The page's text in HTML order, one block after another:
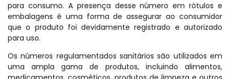
para consumo. A presença desse número em rótulos e
embalagens é uma forma de assegurar ao consumidor
que o produto foi devidamente registrado e autorizado
para uso.
Os números regulamentados sanitários são utilizados em
uma ampla gama de produtos, incluindo alimentos,